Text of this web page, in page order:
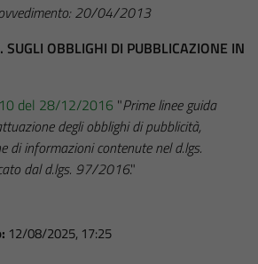
20/04/2013
SUGLI OBBLIGHI DI PUBBLICAZIONE IN
del 28/12/2016 "Prime linee guida
degli obblighi di pubblicità,
di informazioni contenute nel d.lgs.
dal d.lgs. 97/2016."
12/08/2025, 17:25